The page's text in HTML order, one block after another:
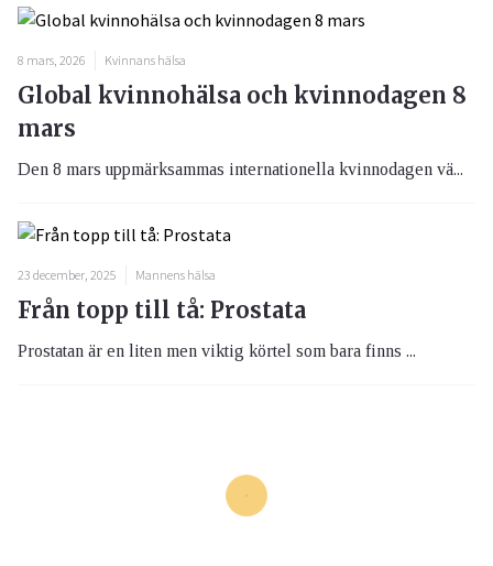
8 mars, 2026 Kvinnans hälsa
Global kvinnohälsa och kvinnodagen 8
mars
Den 8 mars uppmärksammas internationella kvinnodagen vä...
23 december, 2025 Mannens hälsa
Från topp till tå: Prostata
Prostatan är en liten men viktig körtel som bara finns ...